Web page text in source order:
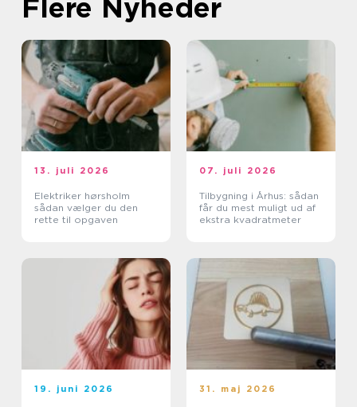
Flere Nyheder
13. juli 2026
Elektriker hørsholm
sådan vælger du den
rette til opgaven
07. juli 2026
Tilbygning i Århus: sådan
får du mest muligt ud af
ekstra kvadratmeter
19. juni 2026 31. maj 2026